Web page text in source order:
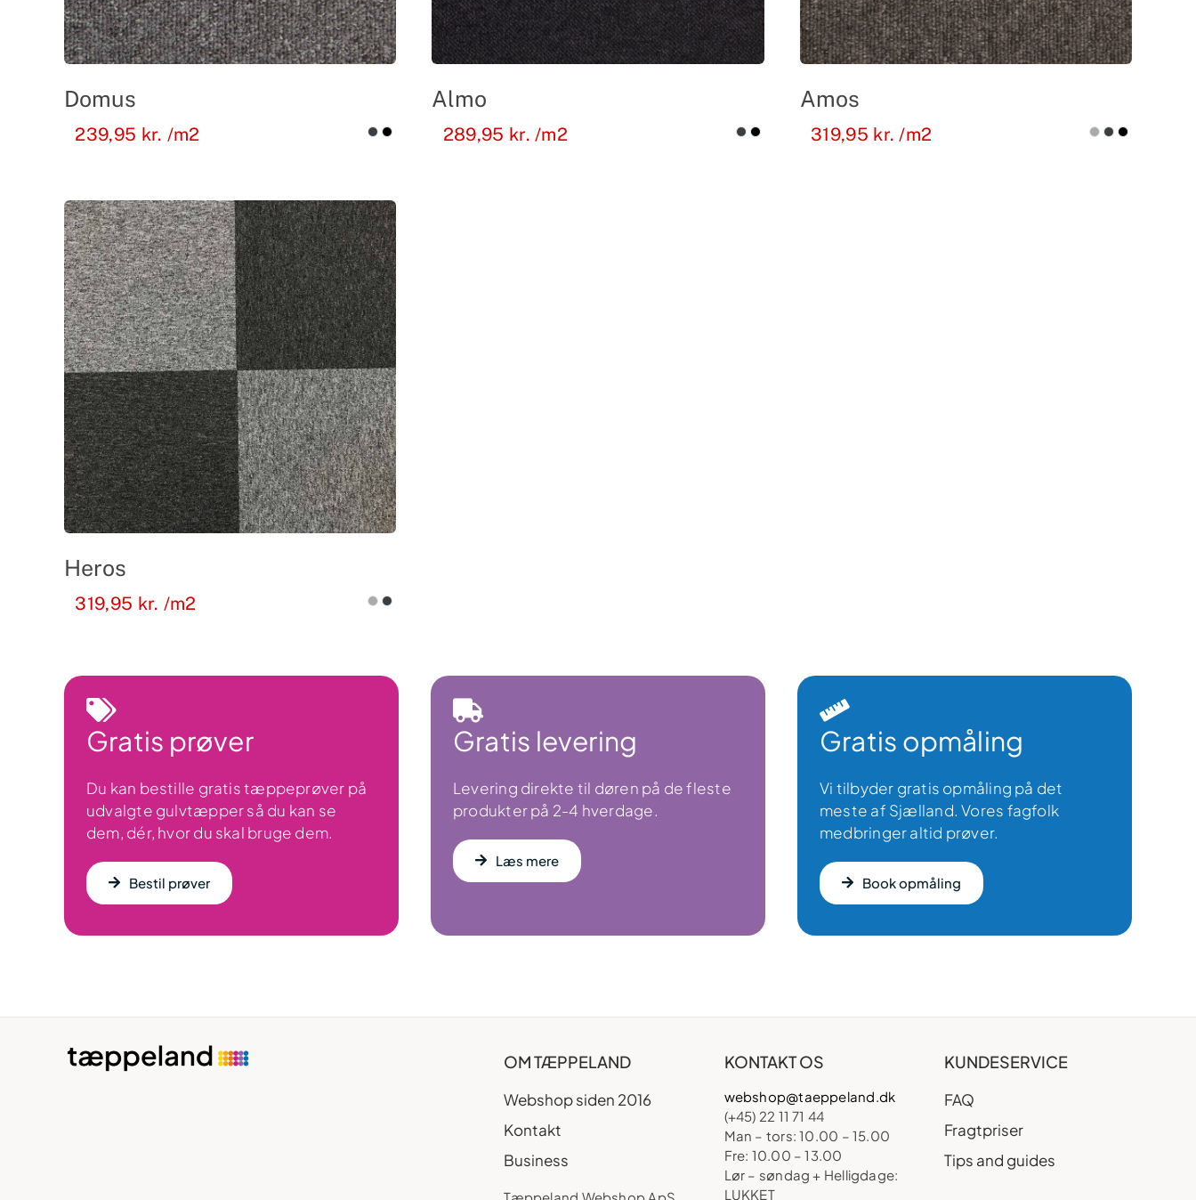
Domus
239,95 kr. /m2
Almo
289,95 kr. /m2
Amos
319,95 kr. /m2
Heros
319,95 kr. /m2
Gratis prøver
Du kan bestille gratis tæppeprøver på
udvalgte gulvtæpper så du kan se
dem, dér, hvor du skal bruge dem.
Bestil prøver
Gratis levering
Levering direkte til døren på de fleste
produkter på 2-4 hverdage.
Læs mere
Gratis opmåling
Vi tilbyder gratis opmåling på det
meste af Sjælland. Vores fagfolk
medbringer altid prøver.
Book opmåling
OM TÆPPELAND
Webshop siden 2016
Kontakt
Business
Tæppeland Webshop ApS
KONTAKT OS
webshop@taeppeland.dk
(+45) 22 11 71 44
Man – tors: 10.00 – 15.00
Fre: 10.00 – 13.00
Lør – søndag + Helligdage:
LUKKET
KUNDESERVICE
FAQ
Fragtpriser
Tips and guides